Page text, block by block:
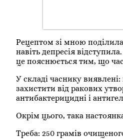
Рецептом зі мною
навіть депресія
це пояснюється тим, що
У складі часнику виявлені:
захистити від ракових
антибактерицидні і
Окрім цього, така
Треба: 250 грамів